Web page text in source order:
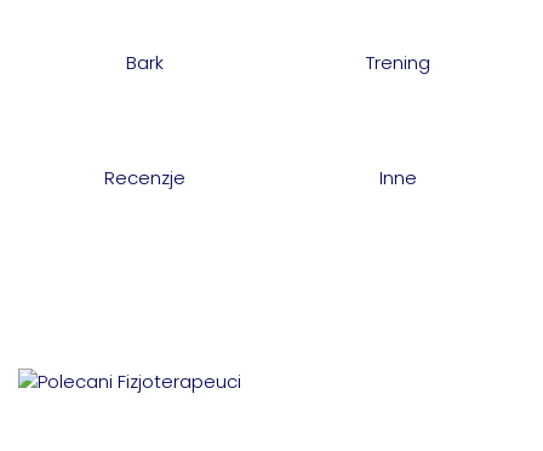
Bark Trening
Recenzje Inne